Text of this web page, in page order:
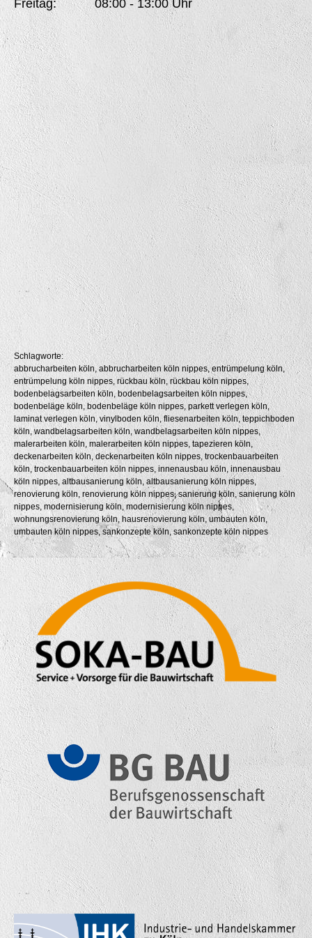
Freitag: 08:00 - 13:00 Uhr
Schlagworte:
abbrucharbeiten köln, abbrucharbeiten köln nippes, entrümpelung köln,
entrümpelung köln nippes, rückbau köln, rückbau köln nippes,
bodenbelagsarbeiten köln, bodenbelagsarbeiten köln nippes,
bodenbeläge köln, bodenbeläge köln nippes, parkett verlegen köln,
laminat verlegen köln, vinylboden köln, fliesenarbeiten köln, teppichboden
köln, wandbelagsarbeiten köln, wandbelagsarbeiten köln nippes,
malerarbeiten köln, malerarbeiten köln nippes, tapezieren köln,
deckenarbeiten köln, deckenarbeiten köln nippes, trockenbauarbeiten
köln, trockenbauarbeiten köln nippes, innenausbau köln, innenausbau
köln nippes, altbausanierung köln, altbausanierung köln nippes,
renovierung köln, renovierung köln nippes, sanierung köln, sanierung köln
nippes, modernisierung köln, modernisierung köln nippes,
wohnungsrenovierung köln, hausrenovierung köln, umbauten köln,
umbauten köln nippes, sankonzepte köln, sankonzepte köln nippes